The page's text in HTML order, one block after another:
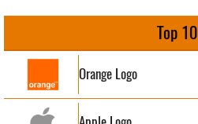
Top 10
Orange Logo